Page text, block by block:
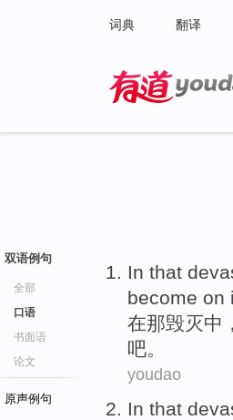
词典 翻译
双语例句
全部
口语
书面语
论文
原声例句
In that
become on
在那毁灭中
吧。
youdao
In that